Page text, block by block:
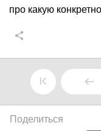
про какую
Поделиться